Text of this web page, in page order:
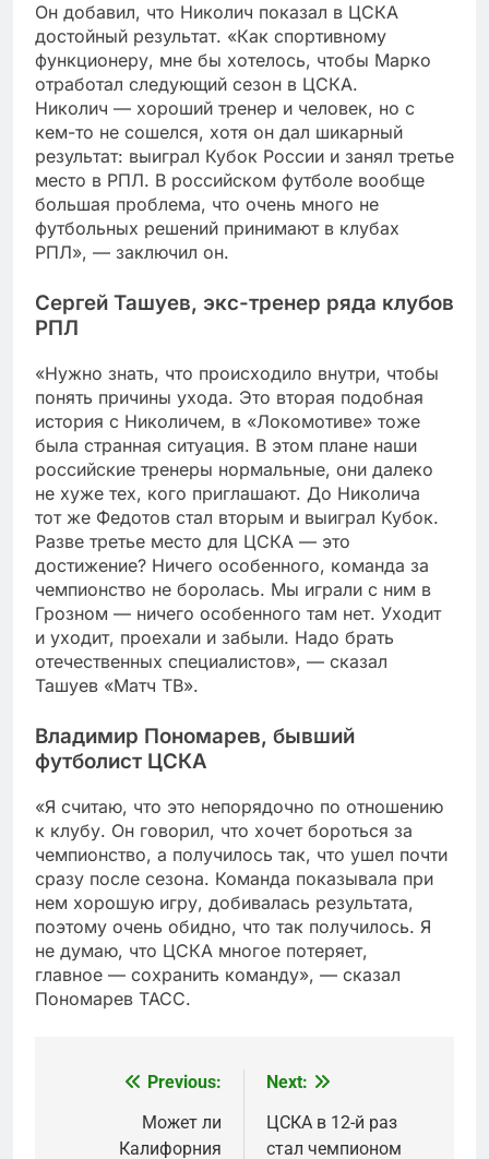
Он добавил, что Николич показал в ЦСКА
достойный результат. «Как спортивному
функционеру, мне бы хотелось, чтобы Марко
отработал следующий сезон в ЦСКА.
Николич — хороший тренер и человек, но с
кем-то не сошелся, хотя он дал шикарный
результат: выиграл Кубок России и занял третье
место в РПЛ. В российском футболе вообще
большая проблема, что очень много не
футбольных решений принимают в клубах
РПЛ», — заключил он.
Сергей Ташуев, экс-тренер ряда клубов
РПЛ
«Нужно знать, что происходило внутри, чтобы
понять причины ухода. Это вторая подобная
история с Николичем, в «Локомотиве» тоже
была странная ситуация. В этом плане наши
российские тренеры нормальные, они далеко
не хуже тех, кого приглашают. До Николича
тот же Федотов стал вторым и выиграл Кубок.
Разве третье место для ЦСКА — это
достижение? Ничего особенного, команда за
чемпионство не боролась. Мы играли с ним в
Грозном — ничего особенного там нет. Уходит
и уходит, проехали и забыли. Надо брать
отечественных специалистов», — сказал
Ташуев «Матч ТВ».
Владимир Пономарев, бывший
футболист ЦСКА
«Я считаю, что это непорядочно по отношению
к клубу. Он говорил, что хочет бороться за
чемпионство, а получилось так, что ушел почти
сразу после сезона. Команда показывала при
нем хорошую игру, добивалась результата,
поэтому очень обидно, что так получилось. Я
не думаю, что ЦСКА многое потеряет,
главное — сохранить команду», — сказал
Пономарев ТАСС.
navigation
Previous:
Может ли
Калифорния
Next:
ЦСКА в 12-й раз
стал чемпионом